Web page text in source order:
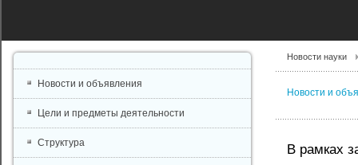
Новости науки
Новости и
В рамках
Новости и объявления
Цели и предметы деятельности
Структура